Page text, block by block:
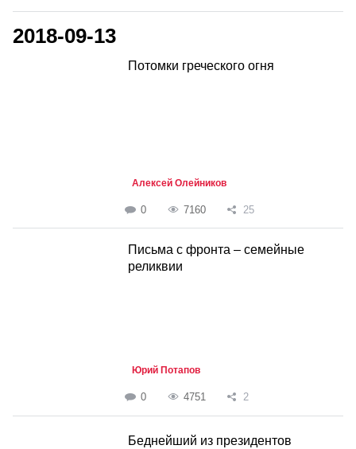
2018-09-13
Потомки греческого огня
Алексей Олейников
0 7160 25
Письма с фронта – семейные
реликвии
Юрий Потапов
0 4751 2
Беднейший из президентов